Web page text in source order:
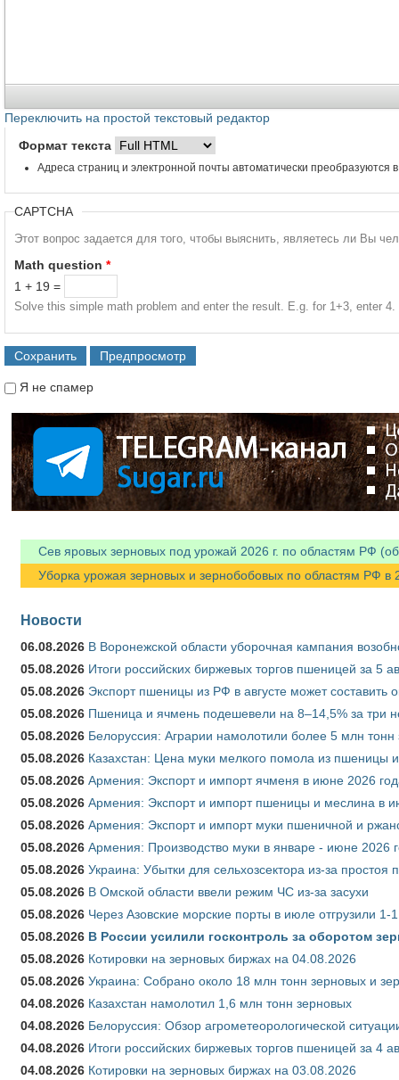
Переключить на простой текстовый редактор
Формат текста
Адреса страниц и электронной почты автоматически преобразуются
CAPTCHA
Этот вопрос задается для того, чтобы выяснить, являетесь ли Вы
Math question *
1 + 19 =
Solve this simple math problem and enter the result. E.g. for 1+3, enter 4.
Я не спамер
Сев яровых зерновых под урожай 2026 г. по областям РФ
Уборка урожая зерновых и зернобобовых по областям РФ в
Новости
06.08.2026 В Воронежской области уборочная кампания
05.08.2026 Итоги российских биржевых торгов пшеницей за 5
05.08.2026 Экспорт пшеницы из РФ в августе может составить
05.08.2026 Пшеница и ячмень подешевели на 8–14,5% за три
05.08.2026 Белоруссия: Аграрии намолотили более 5 млн тонн
05.08.2026 Казахстан: Цена муки мелкого помола из пшеницы
05.08.2026 Армения: Экспорт и импорт ячменя в июне 2026
05.08.2026 Армения: Экспорт и импорт пшеницы и меслина в
05.08.2026 Армения: Экспорт и импорт муки пшеничной и
05.08.2026 Армения: Производство муки в январе - июне 2026
05.08.2026 Украина: Убытки для сельхозсектора из-за простоя
05.08.2026 В Омской области ввели режим ЧС из-за засухи
05.08.2026 Через Азовские морские порты в июле отгрузили
05.08.2026 В России усилили госконтроль за оборотом
05.08.2026 Котировки на зерновых биржах на 04.08.2026
05.08.2026 Украина: Собрано около 18 млн тонн зерновых и
04.08.2026 Казахстан намолотил 1,6 млн тонн зерновых
04.08.2026 Белоруссия: Обзор агрометеорологической
04.08.2026 Итоги российских биржевых торгов пшеницей за 4
04.08.2026 Котировки на зерновых биржах на 03.08.2026